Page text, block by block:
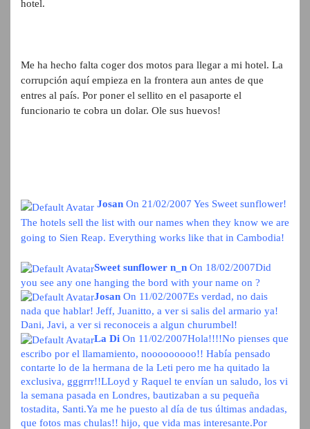
hotel.
Me ha hecho falta coger dos motos para llegar a mi hotel. La
corrupción aquí empieza en la frontera aun antes de que
entres al país. Por poner el sellito en el pasaporte el
funcionario te cobra un dolar. Ole sus huevos!
Josan On 21/02/2007 Yes Sweet sunflower!
The hotels sell the list with our names when they know we are
going to Sien Reap. Everything works like that in Cambodia!
Sweet sunflower n_n On 18/02/2007Did
you see any one hanging the bord with your name on ?
Josan On 11/02/2007Es verdad, no dais
nada que hablar! Jeff, Juanitto, a ver si salis del armario ya!
Dani, Javi, a ver si reconoceis a algun churumbel!
La Di On 11/02/2007Hola!!!!No pienses que
escribo por el llamamiento, nooooooooo!! Había pensado
contarte lo de la hermana de la Leti pero me ha quitado la
exclusiva, gggrrr!!LLoyd y Raquel te envían un saludo, los vi
la semana pasada en Londres, bautizaban a su pequeña
tostadita, Santi.Ya me he puesto al día de tus últimas andadas,
que fotos mas chulas!! hijo, que vida mas interesante.Por